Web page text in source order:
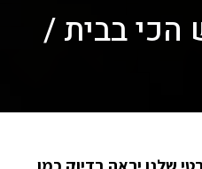
הכי בבית /